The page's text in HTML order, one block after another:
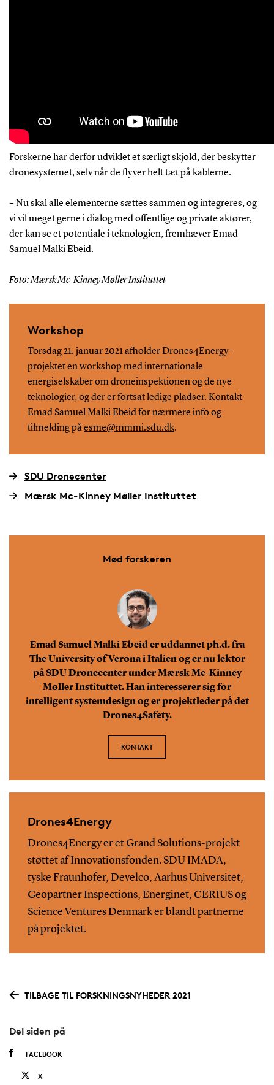
Forskerne har derfor udviklet et særligt skjold, der beskytter
dronesystemet, selv når de flyver helt tæt på kablerne.
– Nu skal alle elementerne sættes sammen og integreres, og
vi vil meget gerne i dialog med offentlige og private aktører,
der kan se et potentiale i teknologien, fremhæver Emad
Samuel Malki Ebeid.
Foto: Mærsk Mc-Kinney Møller Instituttet
Workshop
Torsdag 21. januar 2021 afholder Drones4Energy-
projektet en workshop med internationale
energiselskaber om droneinspektionen og de nye
teknologier, og der er fortsat ledige pladser. Kontakt
Emad Samuel Malki Ebeid for nærmere info og
tilmelding påesme@mmmi.sdu.dk.
SDU Dronecenter
Mærsk Mc-Kinney Møller Instituttet
Mød forskeren
Emad Samuel Malki Ebeid er uddannet ph.d. fra
The University of Verona i Italien og er nu lektor
på SDU Dronecenter under Mærsk Mc-Kinney
Møller Instituttet. Han interesserer sig for
intelligent systemdesign og er projektleder på det
Drones4Safety.
KONTAKT
Drones4Energy
Drones4Energy er et Grand Solutions-projekt
støttet af Innovationsfonden. SDU IMADA,
tyske Fraunhofer, Develco, Aarhus Universitet,
Geopartner Inspections, Energinet, CERIUS og
Science Ventures Denmark er blandt partnerne
på projektet.
TILBAGE TIL FORSKNINGSNYHEDER 2021
Del siden på
FACEBOOK
X